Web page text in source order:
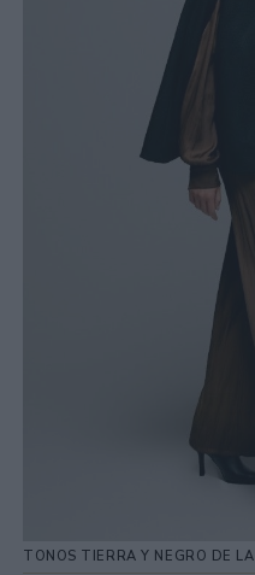
TONOS TIERRA Y NEGRO DE